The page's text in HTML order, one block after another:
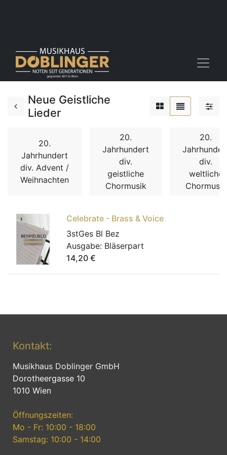
Neue Geistliche
Lieder
20.
Jahrhundert
div. Advent /
Weihnachten
20.
Jahrhundert
div.
geistliche
Chormusik
20.
div.
weltliche
Chormusik
Celebrate - Brass & Voice
3stGes Bl Bez
Ausgabe: Bläserpart
14,20 €
Kontakt:
Musikhaus Doblinger GmbH
Dorotheergasse 10
1010 Wien
Öffnungszeiten:
Mo - Fr: 10:00 - 18:00
Samstag: 10:00 - 14:00